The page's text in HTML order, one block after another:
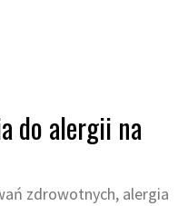
do alergii na
zdrowotnych, alergia